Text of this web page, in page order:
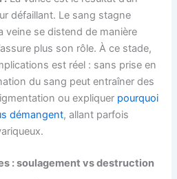
défaillant. Le sang stagne
veine se distend de manière
plus son rôle. À ce stade,
est réel : sans prise en
du sang peut entraîner des
ou expliquer pourquoi
démangent, allant parfois
: soulagement vs destruction